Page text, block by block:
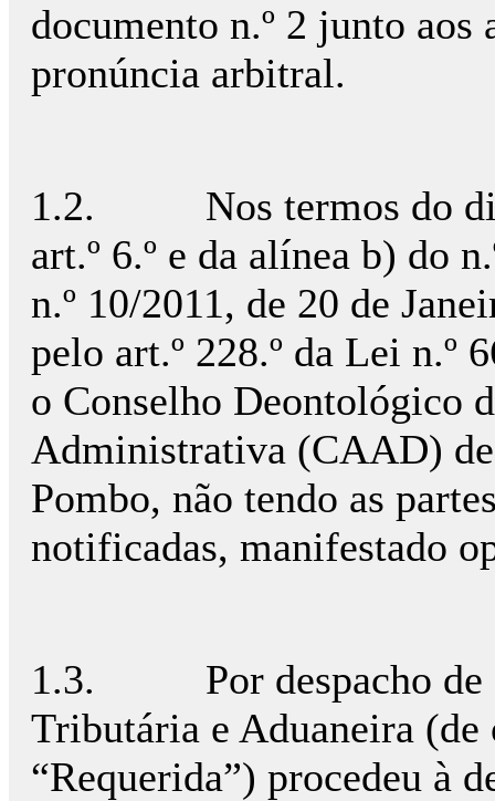
documento n.º 2 junto aos
pronúncia arbitral.
1.2. Nos termos do
art.º 6.º e da alínea b) do
n.º 10/2011, de 20 de
pelo art.º 228.º da Lei n.º
o Conselho Deontológico
Administrativa (CAAD)
Pombo, não tendo as
notificadas, manifestado
1.3. Por despacho de
Tributária e Aduaneira (de
“Requerida”) procedeu à